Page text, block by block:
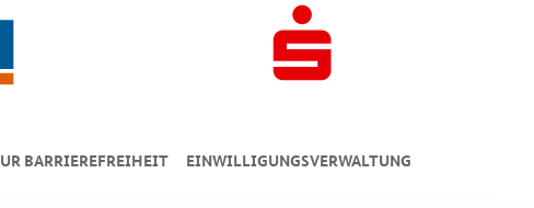
BARRIEREFREIHEIT EINWILLIGUNGSVERWALTUNG